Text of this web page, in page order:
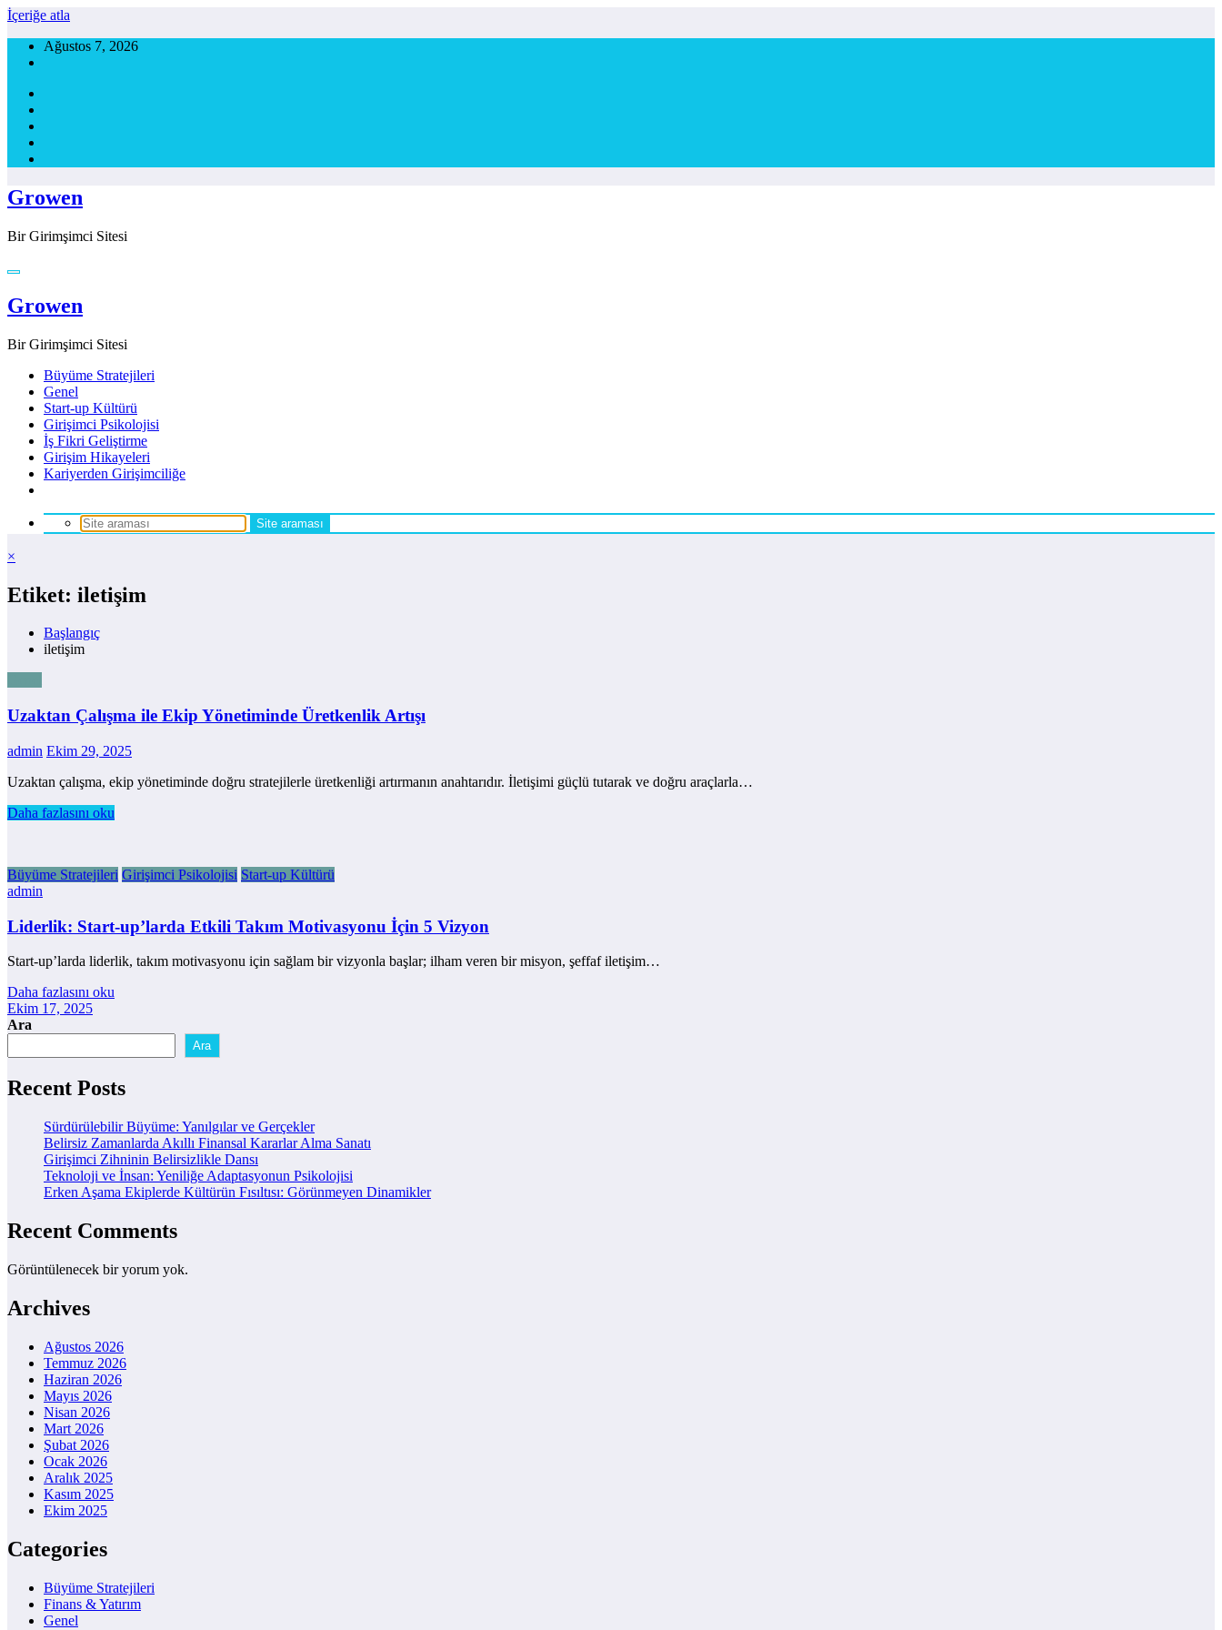
İçeriğe atla
Ağustos 7, 2026
Growen
Bir Girimşimci Sitesi
Growen
Bir Girimşimci Sitesi
Büyüme Stratejileri
Genel
Start-up Kültürü
Girişimci Psikolojisi
İş Fikri Geliştirme
Girişim Hikayeleri
Kariyerden Girişimciliğe
×
Etiket: iletişim
Başlangıç
iletişim
Uzaktan Çalışma ile Ekip Yönetiminde Üretkenlik Artışı
admin Ekim 29, 2025
Uzaktan çalışma, ekip yönetiminde doğru stratejilerle üretkenliği artırmanın anahtarıdır. İletişimi güçlü tutarak ve doğru araçlarla…
Daha fazlasını oku
Büyüme Stratejileri Girişimci Psikolojisi Start-up Kültürü
admin
Liderlik: Start-up’larda Etkili Takım Motivasyonu İçin 5 Vizyon
Start-up’larda liderlik, takım motivasyonu için sağlam bir vizyonla başlar; ilham veren bir misyon, şeffaf iletişim…
Daha fazlasını oku
Ekim 17, 2025
Ara
Ara
Recent Posts
Sürdürülebilir Büyüme: Yanılgılar ve Gerçekler
Belirsiz Zamanlarda Akıllı Finansal Kararlar Alma Sanatı
Girişimci Zihninin Belirsizlikle Dansı
Teknoloji ve İnsan: Yeniliğe Adaptasyonun Psikolojisi
Erken Aşama Ekiplerde Kültürün Fısıltısı: Görünmeyen Dinamikler
Recent Comments
Görüntülenecek bir yorum yok.
Archives
Ağustos 2026
Temmuz 2026
Haziran 2026
Mayıs 2026
Nisan 2026
Mart 2026
Şubat 2026
Ocak 2026
Aralık 2025
Kasım 2025
Ekim 2025
Categories
Büyüme Stratejileri
Finans & Yatırım
Genel